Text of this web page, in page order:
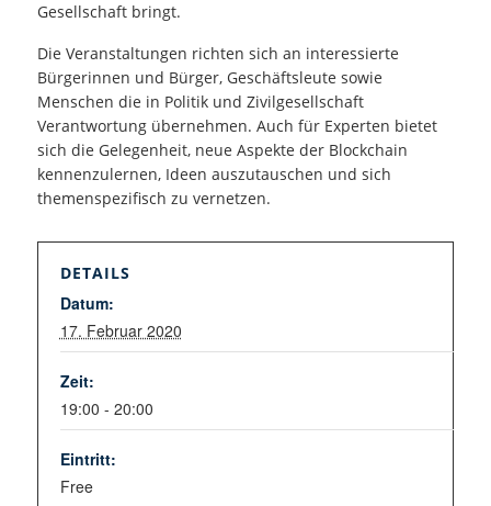
Gesellschaft bringt.
Die Veranstaltungen richten sich an interessierte
Bürgerinnen und Bürger, Geschäftsleute sowie
Menschen die in Politik und Zivilgesellschaft
Verantwortung übernehmen. Auch für Experten bietet
sich die Gelegenheit, neue Aspekte der Blockchain
kennenzulernen, Ideen auszutauschen und sich
themenspezifisch zu vernetzen.
DETAILS
Datum:
17. Februar 2020
Zeit:
19:00 - 20:00
Eintritt:
Free